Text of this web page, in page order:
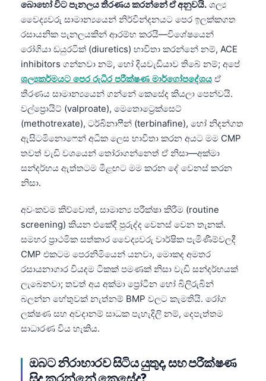
බොහෝ විට පැනලය තීරණය කරන්නේ ඒ අනුවයි. ශල්‍ය
වෛද්‍යවරු සාමාන්‍යයෙන් නිර්වින්දනයට පෙර ඉලක්කගත
රසායනික පැනලයකින් ආරම්භ කරයි—විශේෂයෙන්
රෝගියා ඩයුරටික් (diuretics) භාවිතා කරන්නේ නම්, ACE
inhibitors ගන්නවා නම්, හෝ දියවැඩියාව තිබේ නම්; අපේ
ශල්‍යකර්මයට පෙර රුධිර පරීක්ෂණ මාර්ගෝපදේශය ඒ
තීරණය සාමාන්‍යයෙන් ගන්නේ කෙසේද කියලා පෙන්වයි.
වල්ප්‍රොයිට් (valproate), මෙතොට්‍රෙක්සෙට්
(methotrexate), ටර්බිනාෆීන් (terbinafine), හෝ නිදන්ගත
ඇසිටමිනොෆෙන් අධික ලෙස භාවිතා කරන අයට මම CMP
තවත් වැඩි වශයෙන් තෝරාගන්නෙත් ඒ නිසා—අක්මා
සන්දර්භය ඇත්තටම මීළඟට මම කරන දේ වෙනස් කරන
නිසා.
අවංකවම කිව්වොත්, සාමාන්‍ය පරීක්ෂා කිරීම (routine
screening) කියන එකේදී පුරුද්ද වෙනස් වෙන තැනක්.
සමහර ප්‍රාථමික සත්කාර වෛද්‍යවරු වාර්ෂික පැමිණීම්වලදී
CMP එකටම පෙරනිමියෙන් යනවා, මොකද අමතර
රසායනාගාර වියදම ටිකක් පමණක් නිසා වැඩි සන්දර්භයක්
ලැබෙනවා; තවත් අය අක්මා ප්‍රෝටීන හෝ බිලිරුබින්
බලන්න හේතුවක් නැත්නම් BMP වලට කැමතියි. රෝග
ලක්ෂණ සහ අවදානම් සාධක පැහැදිලි නම්, දෙපැත්තම
සාධාරණ විය හැකිය.
ඔබට නිරාහාරව සිටිය යුතුද, සහ පරීක්ෂණ
සිදු කරන්නේ කෙසේද?
Shqip
मराठी
తెలుగు
ગુજરાતી
ಕನ್ನಡ
മലയാളം
Tiếng Việt
Tagalog
ไทย
ဗမာစာ
Kiswahili
አማርኛ
Українська
O‘zbekcha